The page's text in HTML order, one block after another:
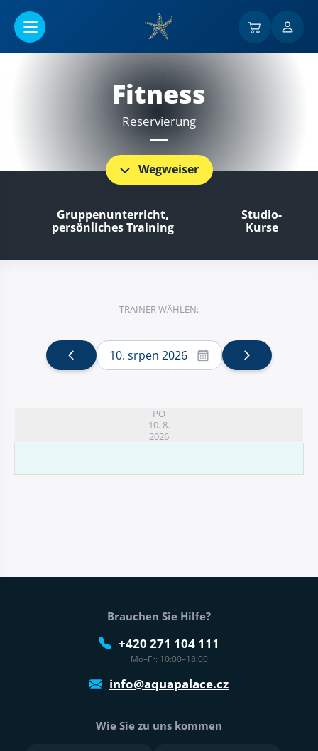
Fitness
Reservierung
Wegweiser
Gruppenunterricht,
persönliches Training
Studio-
Kurse
TRAINER WÄHLEN:
10. srpen 2026
PO
10. 8.
2026
Fußtext der Website
Brauchen Sie Hilfe?
+420 271 104 111
Mo–Fr: 10:00–18:00
info@aquapalace.cz
Wie Sie zu uns kommen